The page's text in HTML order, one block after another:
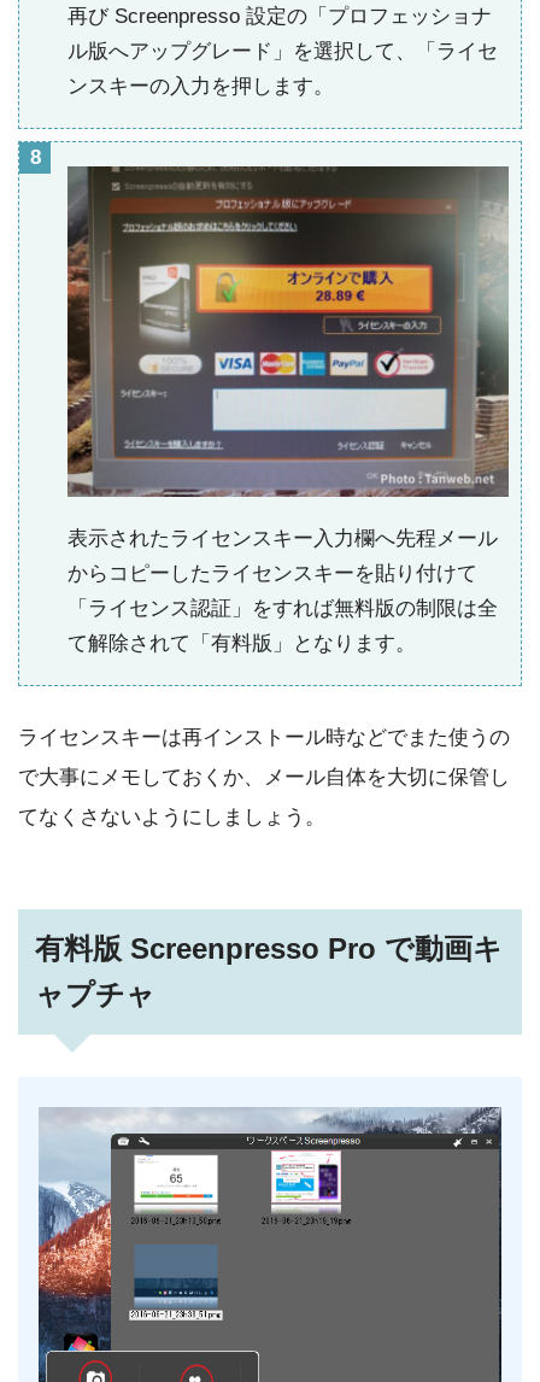
再び Screenpresso 設定の「プロフェッショナ
ル版へアップグレード」を選択して、「ライセ
ンスキーの入力を押します。
表示されたライセンスキー入力欄へ先程メール
からコピーしたライセンスキーを貼り付けて
「ライセンス認証」をすれば無料版の制限は全
て解除されて「有料版」となります。
ライセンスキーは再インストール時などでまた使うの
で大事にメモしておくか、メール自体を大切に保管し
てなくさないようにしましょう。
有料版 Screenpresso Pro で動画キ
ャプチャ